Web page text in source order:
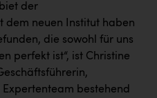
der
dem neuen Institut haben
die sowohl für uns
perfekt ist“, ist Christine
bestehend